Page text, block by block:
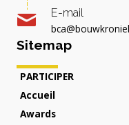
E-mail
Sitemap
PARTICIPER
Accueil
Awards